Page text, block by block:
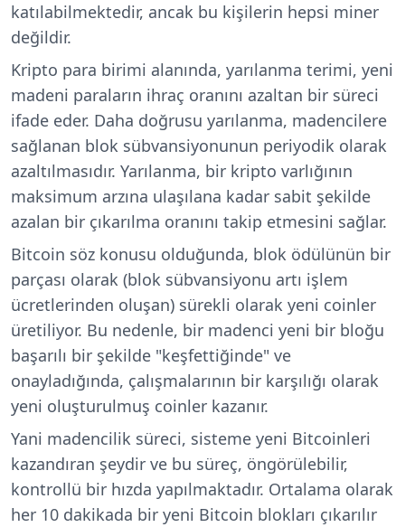
katılabilmektedir, ancak bu kişilerin hepsi miner
değildir.
Kripto para birimi alanında, yarılanma terimi, yeni
madeni paraların ihraç oranını azaltan bir süreci
ifade eder. Daha doğrusu yarılanma, madencilere
sağlanan blok sübvansiyonunun periyodik olarak
azaltılmasıdır. Yarılanma, bir kripto varlığının
maksimum arzına ulaşılana kadar sabit şekilde
azalan bir çıkarılma oranını takip etmesini sağlar.
Bitcoin söz konusu olduğunda, blok ödülünün bir
parçası olarak (blok sübvansiyonu artı işlem
ücretlerinden oluşan) sürekli olarak yeni coinler
üretiliyor. Bu nedenle, bir madenci yeni bir bloğu
başarılı bir şekilde "keşfettiğinde" ve
onayladığında, çalışmalarının bir karşılığı olarak
yeni oluşturulmuş coinler kazanır.
Yani madencilik süreci, sisteme yeni Bitcoinleri
kazandıran şeydir ve bu süreç, öngörülebilir,
kontrollü bir hızda yapılmaktadır. Ortalama olarak
her 10 dakikada bir yeni Bitcoin blokları çıkarılır